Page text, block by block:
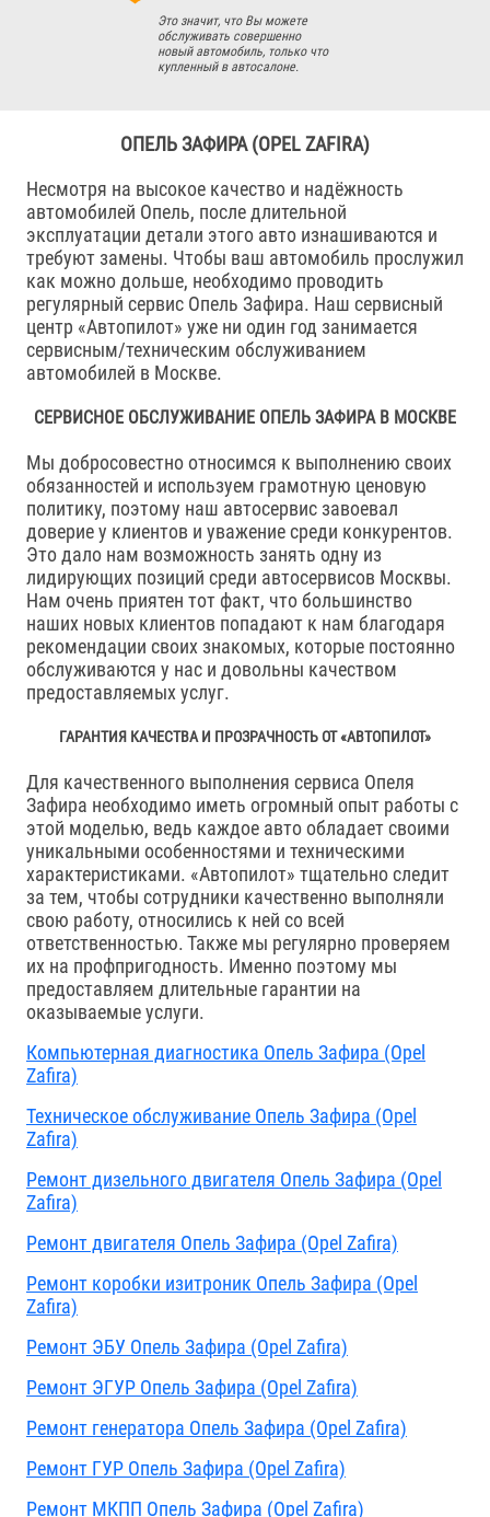
Это значит, что Вы можете
обслуживать совершенно
новый автомобиль, только что
купленный в автосалоне.
ОПЕЛЬ ЗАФИРА (OPEL ZAFIRA)
Несмотря на высокое качество и надёжность
автомобилей Опель, после длительной
эксплуатации детали этого авто изнашиваются и
требуют замены. Чтобы ваш автомобиль прослужил
как можно дольше, необходимо проводить
регулярный сервис Опель Зафира. Наш сервисный
центр «Автопилот» уже ни один год занимается
сервисным/техническим обслуживанием
автомобилей в Москве.
СЕРВИСНОЕ ОБСЛУЖИВАНИЕ ОПЕЛЬ ЗАФИРА В МОСКВЕ
Мы добросовестно относимся к выполнению своих
обязанностей и используем грамотную ценовую
политику, поэтому наш автосервис завоевал
доверие у клиентов и уважение среди конкурентов.
Это дало нам возможность занять одну из
лидирующих позиций среди автосервисов Москвы.
Нам очень приятен тот факт, что большинство
наших новых клиентов попадают к нам благодаря
рекомендации своих знакомых, которые постоянно
обслуживаются у нас и довольны качеством
предоставляемых услуг.
ГАРАНТИЯ КАЧЕСТВА И ПРОЗРАЧНОСТЬ ОТ «АВТОПИЛОТ»
Для качественного выполнения сервиса Опеля
Зафира необходимо иметь огромный опыт работы с
этой моделью, ведь каждое авто обладает своими
уникальными особенностями и техническими
характеристиками. «Автопилот» тщательно следит
за тем, чтобы сотрудники качественно выполняли
свою работу, относились к ней со всей
ответственностью. Также мы регулярно проверяем
их на профпригодность. Именно поэтому мы
предоставляем длительные гарантии на
оказываемые услуги.
Компьютерная диагностика Опель Зафира (Opel
Zafira)
Техническое обслуживание Опель Зафира (Opel
Zafira)
Ремонт дизельного двигателя Опель Зафира (Opel
Zafira)
Ремонт двигателя Опель Зафира (Opel Zafira)
Ремонт коробки изитроник Опель Зафира (Opel
Zafira)
Ремонт ЭБУ Опель Зафира (Opel Zafira)
Ремонт ЭГУР Опель Зафира (Opel Zafira)
Ремонт генератора Опель Зафира (Opel Zafira)
Ремонт ГУР Опель Зафира (Opel Zafira)
Ремонт МКПП Опель Зафира (Opel Zafira)